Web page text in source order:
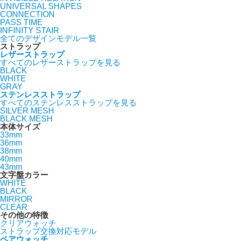
UNIVERSAL SHAPES
CONNECTION
PASS TIME
INFINITY STAIR
全てのデザインモデル一覧
ストラップ
レザーストラップ
すべてのレザーストラップを見る
BLACK
WHITE
GRAY
ステンレスストラップ
すべてのステンレスストラップを見る
SILVER MESH
BLACK MESH
本体サイズ
33mm
36mm
38mm
40mm
43mm
文字盤カラー
WHITE
BLACK
MIRROR
CLEAR
その他の特徴
クリアウォッチ
ストラップ交換対応モデル